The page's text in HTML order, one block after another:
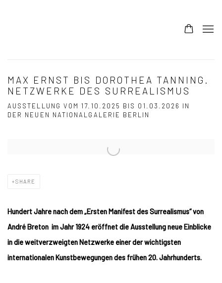
MAX ERNST BIS DOROTHEA TANNING.
NETZWERKE DES SURREALISMUS
AUSSTELLUNG VOM 17.10.2025 BIS 01.03.2026 IN
DER NEUEN NATIONALGALERIE BERLIN
Open a larger version of the following image in a popup:
SHARE
Hundert Jahre nach dem „Ersten Manifest des Surrealismus“ von
André Breton im Jahr 1924 eröffnet die Ausstellung neue Einblicke
in die weitverzweigten Netzwerke einer der wichtigsten
internationalen Kunstbewegungen des frühen 20. Jahrhunderts.